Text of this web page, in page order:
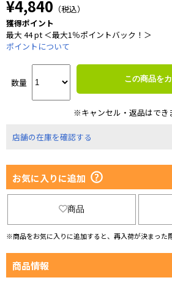
¥4,840 （税込）
獲得ポイント
最大 44 pt ＜最大1％ポイントバック！＞
ポイントについて
数量 この商品を
※キャンセル・返品はでき
店舗の在庫を確認する
お気に入りに追加
商品
※商品をお気に入りに追加すると、再入荷が決まった
商品情報